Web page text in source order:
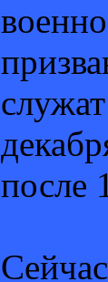
после